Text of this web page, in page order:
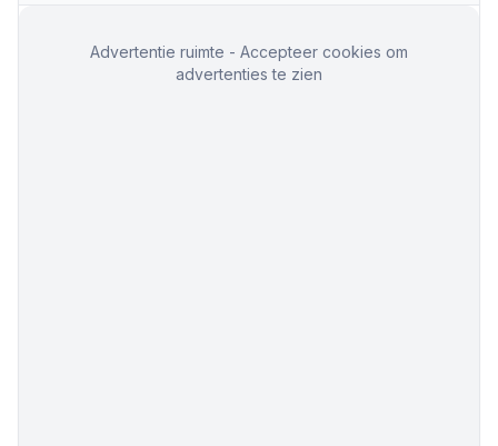
Advertentie ruimte - Accepteer cookies om
advertenties te zien